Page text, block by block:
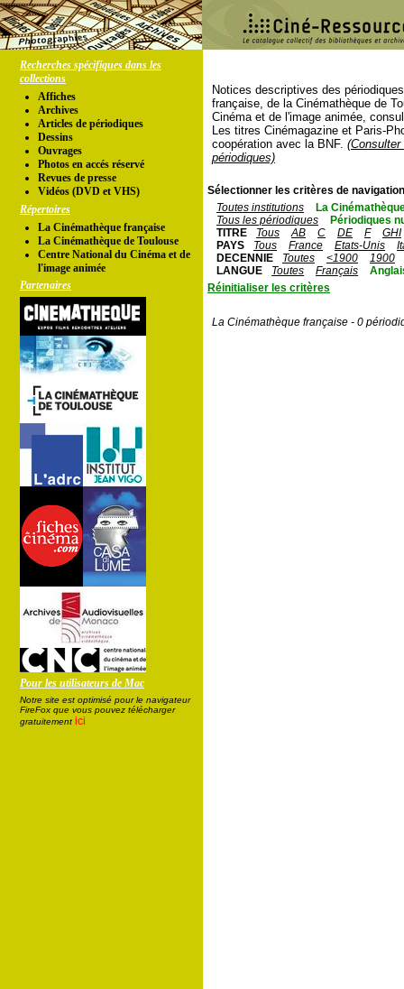
Recherches spécifiques dans les
collections
Affiches
Archives
Articles de périodiques
Dessins
Ouvrages
Photos en accés réservé
Revues de presse
Vidéos (DVD et VHS)
Répertoires
La Cinémathèque française
La Cinémathèque de Toulouse
Centre National du Cinéma et de
l'image animée
Partenaires
Pour les utilisateurs de Mac
Notre site est optimisé pour le navigateur
FireFox que vous pouvez télécharger
gratuitement ici
Notices descriptives des
française, de la Cinémathèque de
Cinéma et de l'image animée,
Les titres Cinémagazine et Paris-
coopération avec la BNF.
périodiques)
Sélectionner les critères de
Toutes institutions
La
Tous les périodiques
Périodiques
TITRE
Tous AB C DE F
GHI
PAYS
Tous France Etats-Unis
DECENNIE
Toutes <1900
1900
LANGUE
Toutes Français
Réinitialiser les critères
La Cinémathèque française - 0